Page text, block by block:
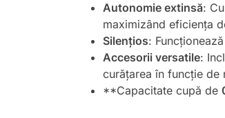
Autonomie extinsă:
maximizând eficiența
Silențios:
Accesorii versatile:
curățarea în funcție de
**Capacitate cupă de